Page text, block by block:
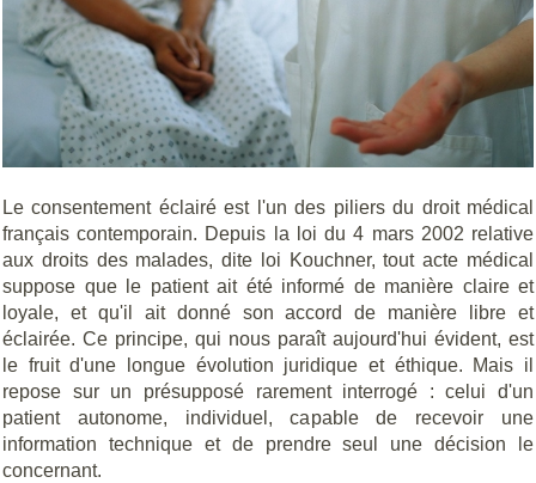
Le consentement éclairé est l'un des piliers du droit médical
français contemporain. Depuis la loi du 4 mars 2002 relative
aux droits des malades, dite loi Kouchner, tout acte médical
suppose que le patient ait été informé de manière claire et
loyale, et qu'il ait donné son accord de manière libre et
éclairée. Ce principe, qui nous paraît aujourd'hui évident, est
le fruit d'une longue évolution juridique et éthique. Mais il
repose sur un présupposé rarement interrogé : celui d'un
patient autonome, individuel, capable de recevoir une
information technique et de prendre seul une décision le
concernant.